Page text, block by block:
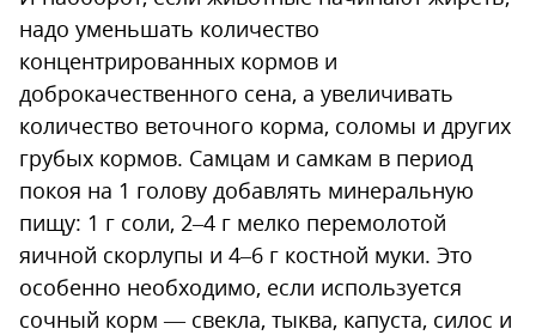
надо уменьшать количество
концентрированных кормов и
доброкачественного сена, а увеличивать
количество веточного корма, соломы и других
грубых кормов. Самцам и самкам в период
покоя на 1 голову добавлять минеральную
пищу: 1 г соли, 2–4 г мелко перемолотой
яичной скорлупы и 4–6 г костной муки. Это
особенно необходимо, если используется
сочный корм — свекла, тыква, капуста, силос и